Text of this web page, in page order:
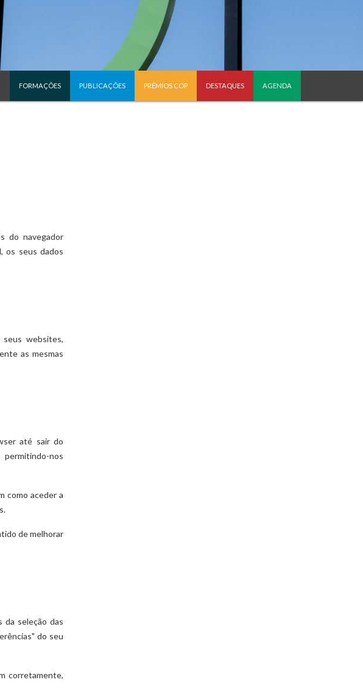
FORMAÇÕES PUBLICAÇÕES PRÉMIOS COP DESTAQUES AGENDA
do navegador
os seus dados
websites,
as mesmas
até sair do
nos
como aceder a
de melhorar
da seleção das
do seu
corretamente,